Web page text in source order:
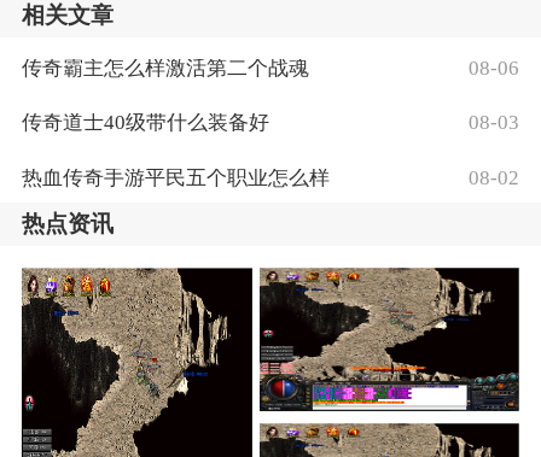
相关文章
传奇霸主怎么样激活第二个战魂 08-06
传奇道士40级带什么装备好 08-03
热血传奇手游平民五个职业怎么样 08-02
热点资讯